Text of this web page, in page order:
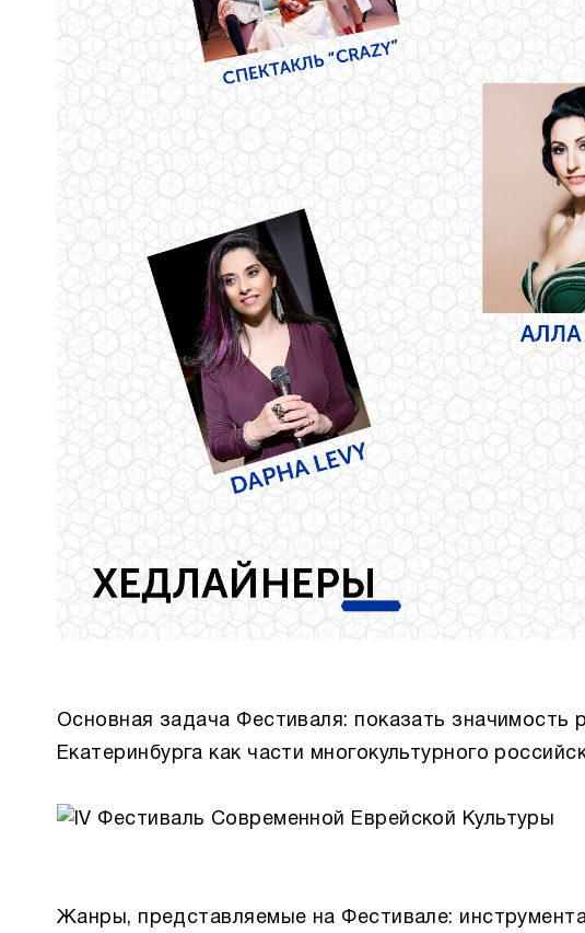
Основная задача Фестиваля: показать значимость
Екатеринбурга как части многокультурного
Жанры, представляемые на Фестивале: